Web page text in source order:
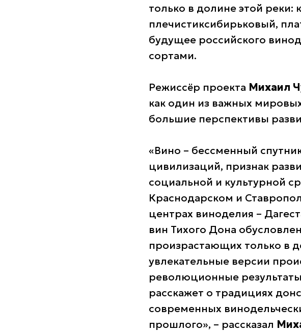
только в долине этой реки:
плечистиксибирьковый,
будущее российского
сортами.
Режиссёр проекта Михаил
как один из важных
большие перспективы
«Вино – бессменный
цивилизаций, признак
социальной и культурной
Краснодарском и
центрах виноделия –
вин Тихого Дона
произрастающих только в
увлекательные версии
революционные
расскажет о традициях
современных
прошлого», – рассказал